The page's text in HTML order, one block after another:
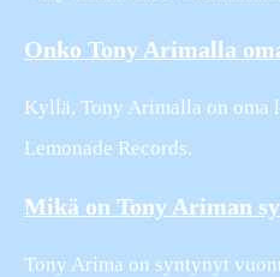
Onko Tony Arimalla
Kyllä, Tony Arimalla on oma
Lemonade Records.
Mikä on Tony Ariman
Tony Arima on syntynyt